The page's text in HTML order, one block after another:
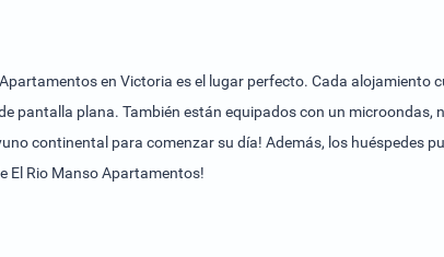
en Victoria es el lugar perfecto. Cada alojamiento
pantalla plana. También están equipados con un microondas,
continental para comenzar su día! Además, los huéspedes
El Rio Manso Apartamentos!